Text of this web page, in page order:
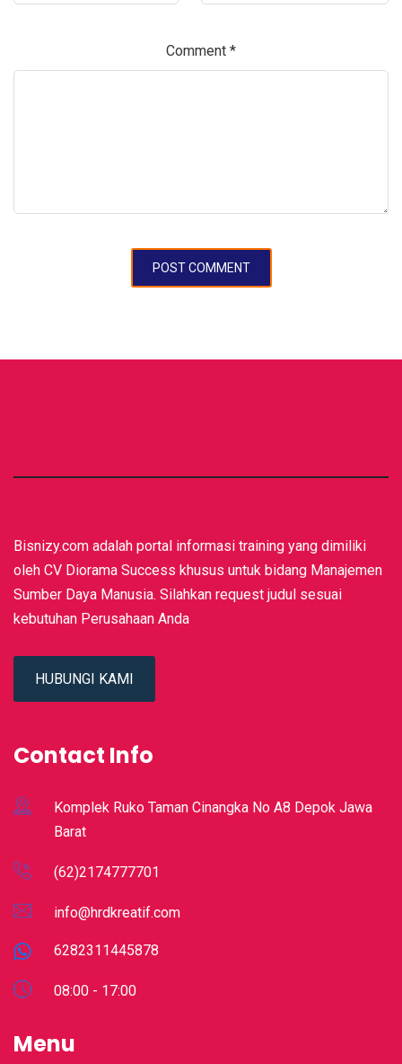
Comment *
Bisnizy.com adalah portal informasi training yang dimiliki
oleh CV Diorama Success khusus untuk bidang Manajemen
Sumber Daya Manusia. Silahkan request judul sesuai
kebutuhan Perusahaan Anda
HUBUNGI KAMI
Contact Info
Komplek Ruko Taman Cinangka No A8 Depok Jawa
Barat
(62)2174777701
info@hrdkreatif.com
6282311445878
08:00 - 17:00
Menu